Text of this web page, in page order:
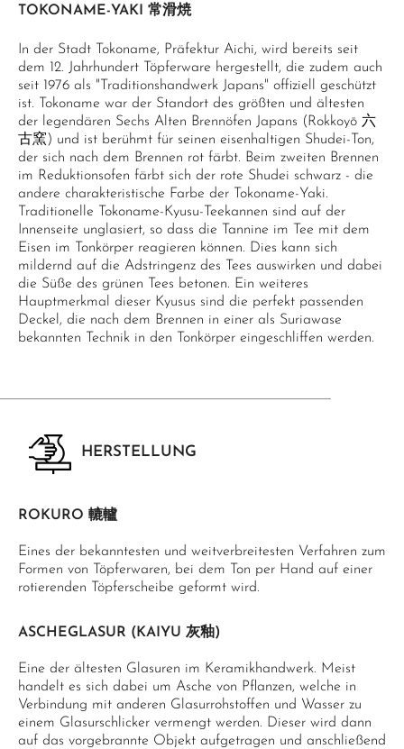
TOKONAME-YAKI 常滑焼
In der Stadt Tokoname, Präfektur Aichi, wird bereits seit
dem 12. Jahrhundert Töpferware hergestellt, die zudem auch
seit 1976 als "Traditionshandwerk Japans" offiziell geschützt
ist. Tokoname war der Standort des größten und ältesten
der legendären Sechs Alten Brennöfen Japans (Rokkoyō 六
古窯) und ist berühmt für seinen eisenhaltigen Shudei-Ton,
der sich nach dem Brennen rot färbt. Beim zweiten Brennen
im Reduktionsofen färbt sich der rote Shudei schwarz - die
andere charakteristische Farbe der Tokoname-Yaki.
Traditionelle Tokoname-Kyusu-Teekannen sind auf der
Innenseite unglasiert, so dass die Tannine im Tee mit dem
Eisen im Tonkörper reagieren können. Dies kann sich
mildernd auf die Adstringenz des Tees auswirken und dabei
die Süße des grünen Tees betonen. Ein weiteres
Hauptmerkmal dieser Kyusus sind die perfekt passenden
Deckel, die nach dem Brennen in einer als Suriawase
bekannten Technik in den Tonkörper eingeschliffen werden.
HERSTELLUNG
ROKURO 轆轤
Eines der bekanntesten und weitverbreitesten Verfahren zum
Formen von Töpferwaren, bei dem Ton per Hand auf einer
rotierenden Töpferscheibe geformt wird.
ASCHEGLASUR (KAIYU 灰釉)
Eine der ältesten Glasuren im Keramikhandwerk. Meist
handelt es sich dabei um Asche von Pflanzen, welche in
Verbindung mit anderen Glasurrohstoffen und Wasser zu
einem Glasurschlicker vermengt werden. Dieser wird dann
auf das vorgebrannte Objekt aufgetragen und anschließend